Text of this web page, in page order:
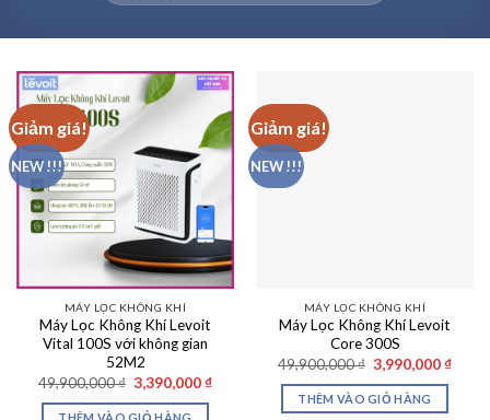
Giảm giá!
NEW !!!
MÁY LỌC KHÔNG KHÍ
Máy Lọc Không Khí Levoit
Vital 100S với không gian
52M2
49,900,000₫ Giá
gốc
là:
3,390,000 ₫Giá
THÊM VÀO GIỎ HÀNG
Giảm giá!
NEW !!!
MÁY LỌC KHÔNG KHÍ
Máy Lọc Không Khí Levoit
Core 300S
49,900,000₫ Giá
gốc
là:
49,900,000 ₫.
3,990,000 ₫Giá
THÊM VÀO GIỎ HÀNG